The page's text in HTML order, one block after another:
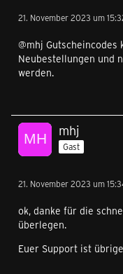
21. November 2023 um
@mhj
Neubestellungen und
werden.
mhj
Gast
21. November 2023 um
ok, danke für die
überlegen.
Euer Support ist